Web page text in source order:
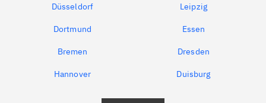
Düsseldorf Leipzig
Dortmund Essen
Bremen Dresden
Hannover Duisburg